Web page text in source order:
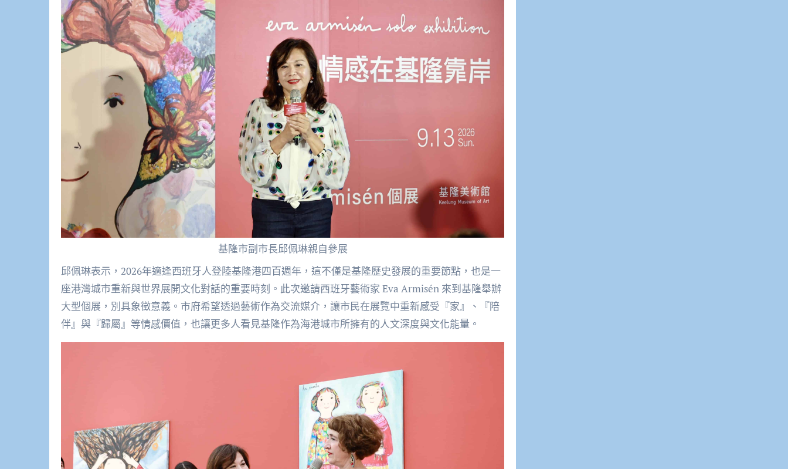
基隆市副市長邱佩琳親自參展
邱佩琳表示，2026年適逢西班牙人登陸基隆港四百週年，這不僅是基隆歷史發展的重要節點，也是一
座港灣城市重新與世界展開文化對話的重要時刻。此次邀請西班牙藝術家 Eva Armisén 來到基隆舉辦
大型個展，別具象徵意義。市府希望透過藝術作為交流媒介，讓市民在展覽中重新感受『家』、『陪
伴』與『歸屬』等情感價值，也讓更多人看見基隆作為海港城市所擁有的人文深度與文化能量。